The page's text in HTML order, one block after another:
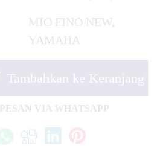
MIO FINO NEW,
YAMAHA
Tambahkan ke Keranjang
PESAN VIA WHATSAPP